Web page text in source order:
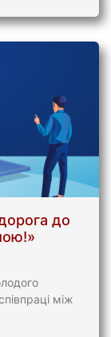
до
між